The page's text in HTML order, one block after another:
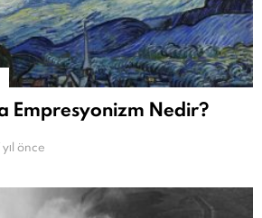
Empresyonizm Nedir?
yıl önce